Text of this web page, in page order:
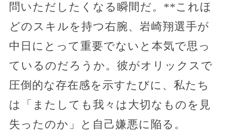
問いただしたくなる瞬間だ。**これほ
どのスキルを持つ右腕、岩崎翔選手が
中日にとって重要でないと本気で思っ
ているのだろうか。彼がオリックスで
圧倒的な存在感を示すたびに、私たち
は「またしても我々は大切なものを見
失ったのか」と自己嫌悪に陥る。